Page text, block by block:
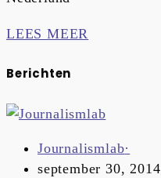
LEES MEER
Berichten
Journalismlab·
september 30, 2014